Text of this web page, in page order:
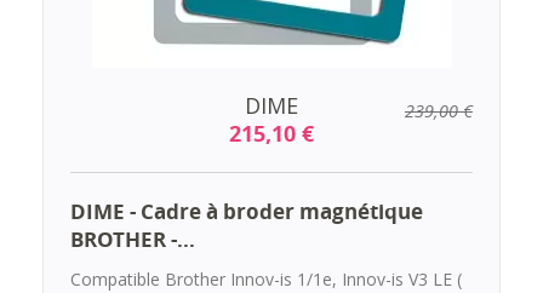
DIME
215,10 €
239,00 €
DIME - Cadre à broder magnétique
BROTHER -...
Compatible Brother Innov-is 1/1e, Innov-is V3 LE (